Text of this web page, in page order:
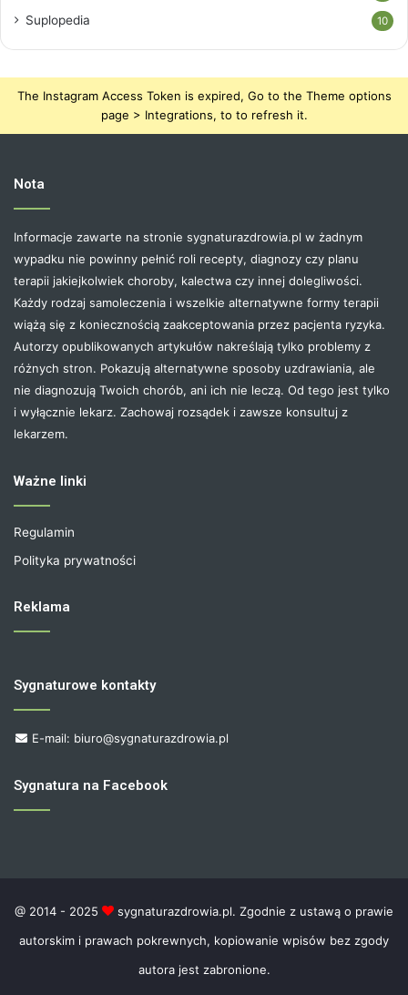
Suplopedia 10
The Instagram Access Token is expired, Go to the Theme options
page > Integrations, to to refresh it.
Nota
Informacje zawarte na stronie sygnaturazdrowia.pl w żadnym
wypadku nie powinny pełnić roli recepty, diagnozy czy planu
terapii jakiejkolwiek choroby, kalectwa czy innej dolegliwości.
Każdy rodzaj samoleczenia i wszelkie alternatywne formy terapii
wiążą się z koniecznością zaakceptowania przez pacjenta ryzyka.
Autorzy opublikowanych artykułów nakreślają tylko problemy z
różnych stron. Pokazują alternatywne sposoby uzdrawiania, ale
nie diagnozują Twoich chorób, ani ich nie leczą. Od tego jest tylko
i wyłącznie lekarz. Zachowaj rozsądek i zawsze konsultuj z
lekarzem.
Ważne linki
Regulamin
Polityka prywatności
Reklama
Sygnaturowe kontakty
E-mail: biuro@sygnaturazdrowia.pl
Sygnatura na Facebook
@ 2014 - 2025
sygnaturazdrowia.pl. Zgodnie z ustawą o prawie
autorskim i prawach pokrewnych, kopiowanie wpisów bez zgody
autora jest zabronione.